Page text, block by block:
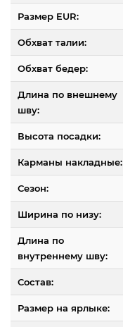
Размер EUR:
Обхват талии:
Обхват бедер:
Длина по внешнему
шву:
Высота посадки:
Карманы накладные:
Сезон:
Ширина по низу:
Длина по
внутреннему шву:
Состав:
Размер на ярлыке: